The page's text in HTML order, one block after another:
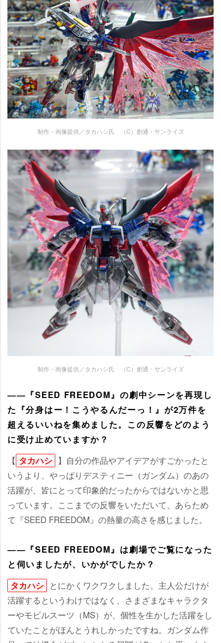
制作・画像提供／タカハシ氏 （C）創通・サンライズ
制作・画像提供／タカハシ氏 （C）創通・サンライズ
――『SEED FREEDOM』の劇中シーンを再現し
た『分身はー！こうやるんだーっ！』が2万件を
超えるいいねを集めました。この反響をどのよう
に受け止めていますか？
【 タカハシ 】自分の作品やアイデアがすごかったと
いうより、やっぱりデスティニー（ガンダム）のあの
活躍が、皆にとって印象的だったからではないかと思
っています。ここまでの反響をいただいて、あらため
て『SEED FREEDOM』の熱量の高さを感じました。
――『SEED FREEDOM』は劇場でご覧になった
と伺いましたが、いかがでしたか？
タカハシ とにかくワクワクしました。主人公だけが
活躍するというわけではなく、さまざまなキャラクタ
ーやモビルスーツ（MS）が、個性を生かした活躍をし
ていたことがほんとうれしかったですね。ガンダム作